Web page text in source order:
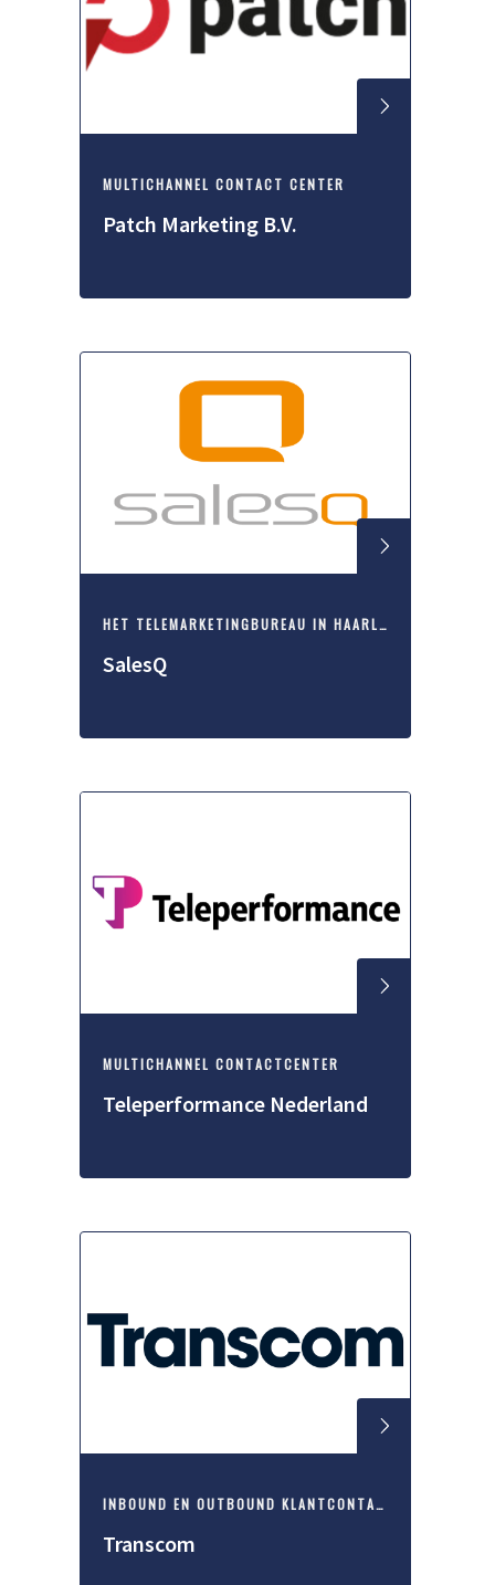
MULTICHANNEL CONTACT CENTER
Patch Marketing B.V.
HÉT TELEMARKETINGBUREAU IN HAARLEM
SalesQ
MULTICHANNEL CONTACTCENTER
Teleperformance Nederland
INBOUND EN OUTBOUND KLANTCONTACT
Transcom